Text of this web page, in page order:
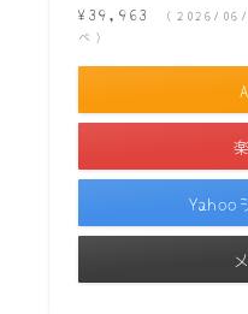
¥39,963
（2026/
べ）
Yahoo